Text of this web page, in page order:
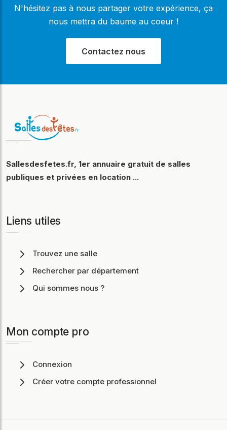
N'hésitez pas à nous partager votre expérience, ça
nous mettra du baume au coeur !
Contactez nous
Sallesdesfetes.fr, 1er annuaire gratuit de salles
publiques et privées en location ...
Liens utiles
Trouvez une salle
Rechercher par département
Qui sommes nous ?
Mon compte pro
Connexion
Créer votre compte professionnel